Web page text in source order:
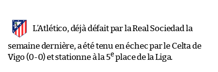
L’Atlético, déjà défait par la Real Sociedad la
semaine dernière, a été tenu en échec par le Celta de
Vigo (0-0) et stationne à la 5e place de la Liga.